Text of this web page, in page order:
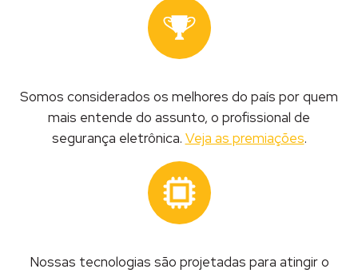
Somos considerados os melhores do país por quem
mais entende do assunto, o profissional de
segurança eletrônica. Veja as premiações.
Nossas tecnologias são projetadas para atingir o